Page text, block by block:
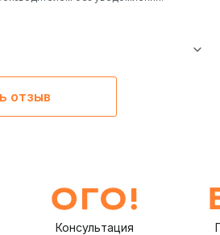
отзыв
Консультация